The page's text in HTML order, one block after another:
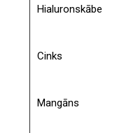
Hialuronskābe
Cinks
Mangāns